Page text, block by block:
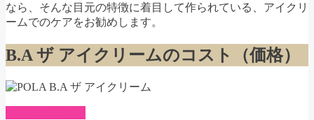
なら、そんな目元の特徴に着目して作られている、アイクリ
ームでのケアをお勧めします。
B.A ザ アイクリームのコスト（価格）